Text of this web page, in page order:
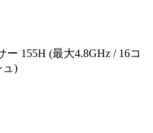
ー 155H (最大4.8GHz / 16コ
ュ)